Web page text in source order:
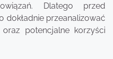
Dlatego przed
przeanalizować
potencjalne korzyści